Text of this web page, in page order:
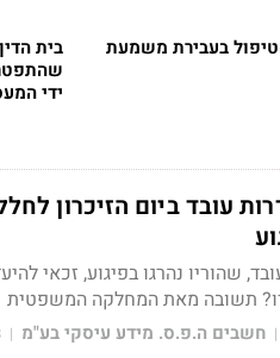
בעבירת משמעת
בית
שהתפטר
ידי
עובד ביום הזיכרון
שהוריו נהרגו בפיגוע, זכאי
תשובה מאת המחלקה המשפטית
| חשבים ה.פ.ס. מידע עיסקי בע"מ |